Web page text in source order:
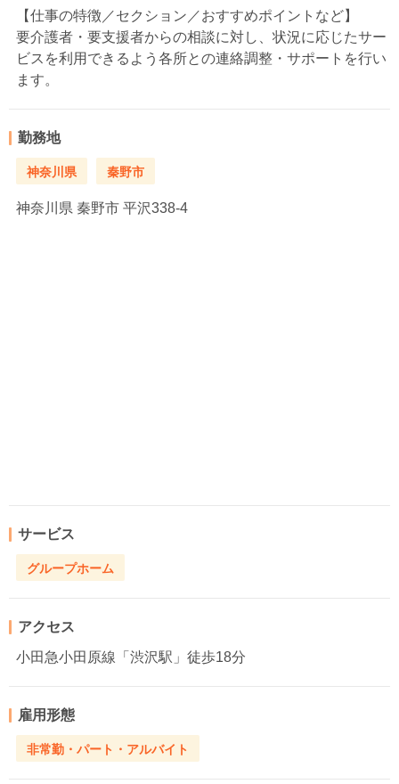
【仕事の特徴／セクション／おすすめポイントなど】
要介護者・要支援者からの相談に対し、状況に応じたサー
ビスを利用できるよう各所との連絡調整・サポートを行い
ます。
勤務地
神奈川県 秦野市
神奈川県 秦野市 平沢338-4
サービス
グループホーム
アクセス
小田急小田原線「渋沢駅」徒歩18分
雇用形態
非常勤・パート・アルバイト